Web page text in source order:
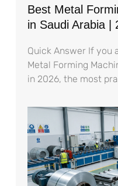
Best Metal
in Saudi Arabia |
Quick Answer If you
Metal Forming
in 2026, the most